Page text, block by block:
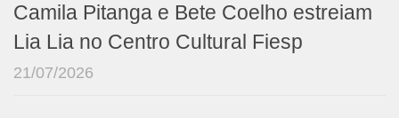
Camila Pitanga e Bete Coelho estreiam
Lia Lia no Centro Cultural Fiesp
21/07/2026